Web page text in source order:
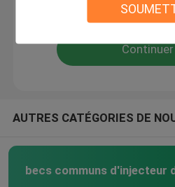
AUTRES CATÉGORIES DE
becs communs d'injecteur